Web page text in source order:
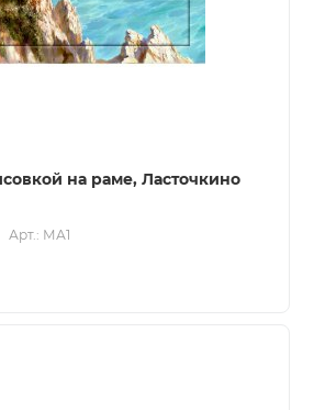
на раме, Ласточкино
Арт.: МА1